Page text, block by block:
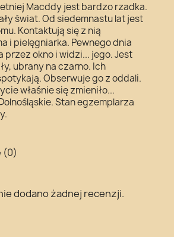
Macddy jest bardzo rzadka.
świat. Od siedemnastu lat jest
Kontaktują się z nią
i pielęgniarka. Pewnego dnia
przez okno i widzi... jego. Jest
ubrany na czarno. Ich
Obserwuje go z oddali.
właśnie się zmieniło...
Stan egzemplarza
(0)
dodano żadnej recenzji.